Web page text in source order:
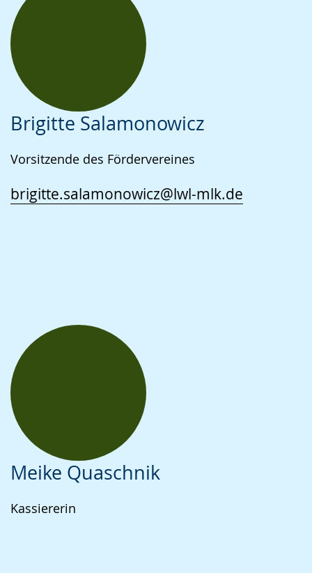
e
w
i
a
n
g
z
Brigitte Salamonowicz
Vorsitzende des Fördervereines
brigitte.salamonowicz@lwl-mlk.de
Meike Quaschnik
Kassiererin